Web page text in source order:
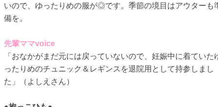
いので、ゆったりめの服が◎です。季節の境目はアウターも
備を。
先輩ママvoice
「おなかがまだ元には戻っていないので、妊娠中に着ていた
ったりめのチュニック＆レギンスを退院用として持参しまし
た」（よしえさん）